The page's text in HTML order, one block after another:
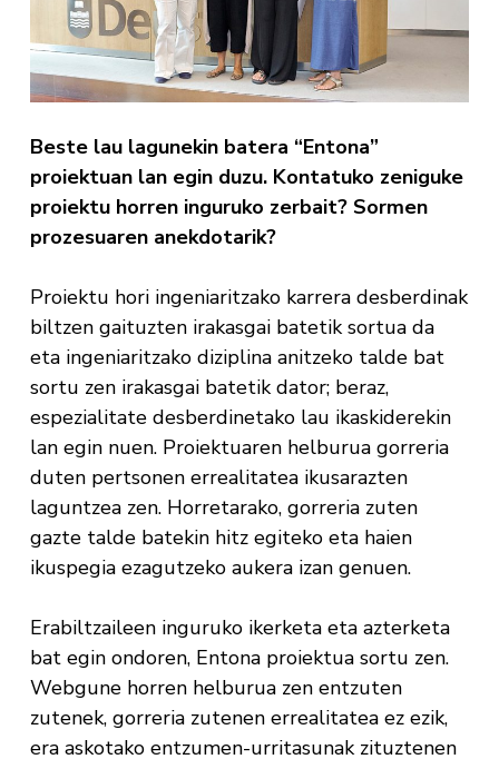
Beste lau lagunekin batera “Entona”
proiektuan lan egin duzu. Kontatuko zeniguke
proiektu horren inguruko zerbait? Sormen
prozesuaren anekdotarik?
Proiektu hori ingeniaritzako karrera desberdinak
biltzen gaituzten irakasgai batetik sortua da
eta ingeniaritzako diziplina anitzeko talde bat
sortu zen irakasgai batetik dator; beraz,
espezialitate desberdinetako lau ikaskiderekin
lan egin nuen. Proiektuaren helburua gorreria
duten pertsonen errealitatea ikusarazten
laguntzea zen. Horretarako, gorreria zuten
gazte talde batekin hitz egiteko eta haien
ikuspegia ezagutzeko aukera izan genuen.
Erabiltzaileen inguruko ikerketa eta azterketa
bat egin ondoren, Entona proiektua sortu zen.
Webgune horren helburua zen entzuten
zutenek, gorreria zutenen errealitatea ez ezik,
era askotako entzumen-urritasunak zituztenen